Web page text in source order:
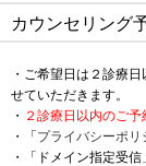
カウンセリング
・ご希望日は２診療
せていただきます。
・ ２診療日以内のご
・「 プライバシーポリ
・「ドメイン指定受